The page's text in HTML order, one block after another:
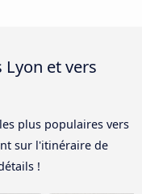
et vers
plus populaires vers
sur l'itinéraire de
!